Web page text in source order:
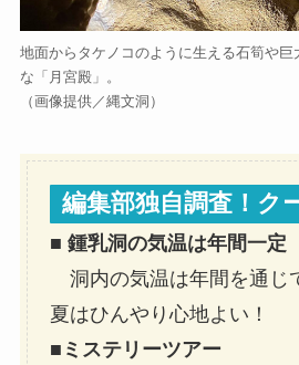
地面からタケノコのように生える石筍や
な「月宮殿」。
（画像提供／縄文洞）
編集部独自調査！ク
■ 鍾乳洞の気温は年間一定
洞内の気温は年間を通じ
夏はひんやり心地よい！
■ミステリーツアー